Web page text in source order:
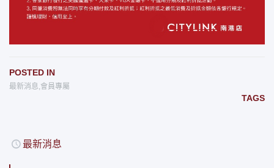
POSTED IN
最新消息,會員專屬
TAGS
最新消息